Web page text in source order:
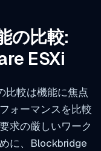
の比較:
ESXi
比較は機能に焦点
ォーマンスを比較
求の厳しいワーク
に、Blockbridge